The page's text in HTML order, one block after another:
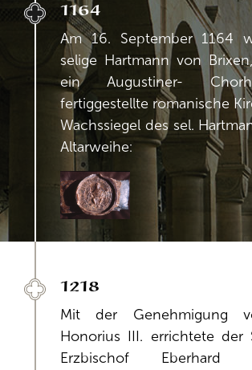
1164
Am 16. September 1164
selige Hartmann von
ein Augustiner-
fertiggestellte romanische
Wachssiegel des sel.
Altarweihe:
1218
Mit der Genehmigung
Honorius III. errichtete der
Erzbischof